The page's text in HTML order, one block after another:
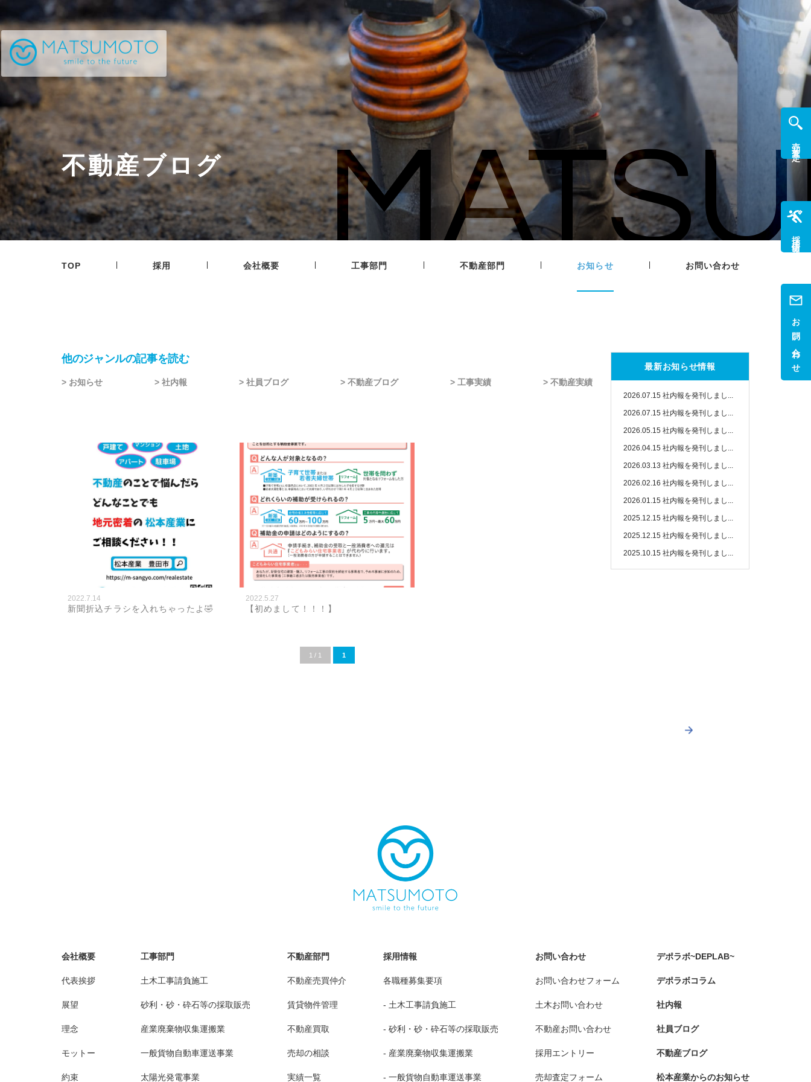
不動産ブログ
TOP 採用 会社概要 工事部門 不動産部門 お知らせ お問い合わせ
他のジャンルの記事を読む
> お知らせ > 社内報 > 社員ブログ > 不動産ブログ > 工事実績 > 不動産実績
2022.7.14
新聞折込チラシを入れちゃったよ🤣
2022.5.27
【初めまして！！！】
1 / 1 1
最新お知らせ情報
2026.07.15 社内報を発刊しまし...
2026.07.15 社内報を発刊しまし...
2026.05.15 社内報を発刊しまし...
2026.04.15 社内報を発刊しまし...
2026.03.13 社内報を発刊しまし...
2026.02.16 社内報を発刊しまし...
2026.01.15 社内報を発刊しまし...
2025.12.15 社内報を発刊しまし...
2025.12.15 社内報を発刊しまし...
2025.10.15 社内報を発刊しまし...
会社概要
代表挨拶
展望
理念
モットー
約束
工事部門
土木工事請負施工
砂利・砂・砕石等の採取販売
産業廃棄物収集運搬業
一般貨物自動車運送事業
太陽光発電事業
不動産部門
不動産売買仲介
賃貸物件管理
不動産買取
売却の相談
実績一覧
採用情報
各職種募集要項
- 土木工事請負施工
- 砂利・砂・砕石等の採取販売
- 産業廃棄物収集運搬業
- 一般貨物自動車運送事業
お問い合わせ
お問い合わせフォーム
土木お問い合わせ
不動産お問い合わせ
採用エントリー
売却査定フォーム
デポラボ~DEPLAB~
デポラボコラム
社内報
社員ブログ
不動産ブログ
松本産業からのお知らせ
売却査定
採用情報
お問い合わせ